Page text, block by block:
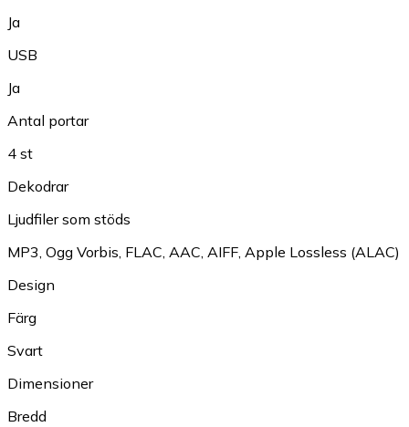
Ja
USB
Ja
Antal portar
4 st
Dekodrar
Ljudfiler som stöds
MP3, Ogg Vorbis, FLAC, AAC, AIFF, Apple Lossless (ALAC)
Design
Färg
Svart
Dimensioner
Bredd